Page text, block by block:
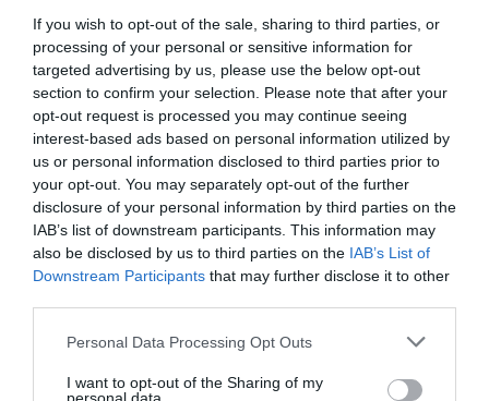
If you wish to opt-out of the sale, sharing to third parties, or
processing of your personal or sensitive information for
targeted advertising by us, please use the below opt-out
section to confirm your selection. Please note that after your
opt-out request is processed you may continue seeing
interest-based ads based on personal information utilized by
us or personal information disclosed to third parties prior to
your opt-out. You may separately opt-out of the further
disclosure of your personal information by third parties on the
IAB’s list of downstream participants. This information may
also be disclosed by us to third parties on the IAB’s List of
Downstream Participants that may further disclose it to other
Please note that this website/app uses one or more Google
not limited to your visit or usage behaviour. You may click to
Personal Data Processing Opt Outs
I want to opt-out of the Sharing of my
Την παραπάνω τάση επιβεβαιώνουν και οι
κρατήσεις που πραγματοποιούνται μέσω
των τουριστικών γραφείων. Με τις
ευρωπαϊκές πρωτεύουσές, όπως η Βιέννη,
το Λονδίνο, το Παρίσι, η Ελβετία, καθώς
και τις μεγάλες Γερμανικές πόλεις να
συγκαταλέγονται στη λίστα προτίμησης
των Ελλήνων, ενώ μακρινοί προορισμοί,
όπως το Βιετνάμ, η Ιαπωνία, η Κούβα και η
Βραζιλία να παρουσιάζουν επίσης
προορισμούς οι κρατήσεις τείνουν να